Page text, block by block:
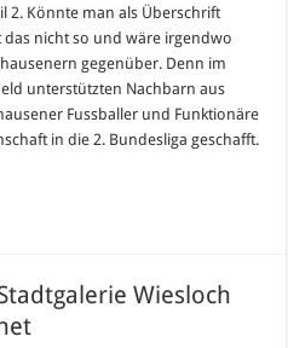
in
2.
Bundesliga
SV
Sandhausen!
2. Könnte man als Überschrift
nicht so und wäre irgendwo
gegenüber. Denn im
unterstützten Nachbarn aus
Fussballer und Funktionäre
in die 2. Bundesliga geschafft.
Wiesloch